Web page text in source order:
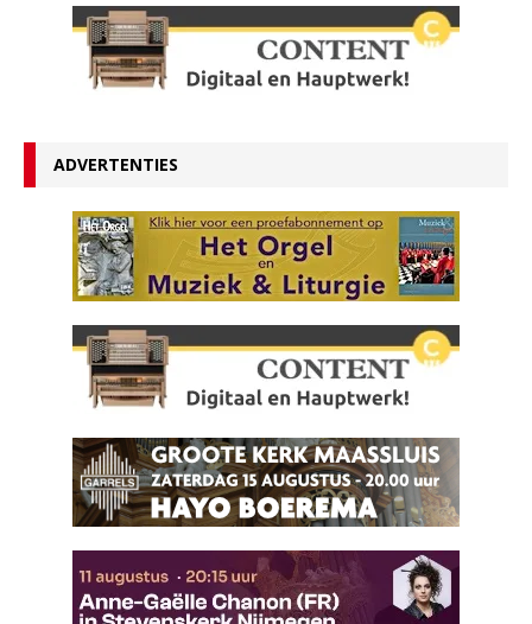
ADVERTENTIES